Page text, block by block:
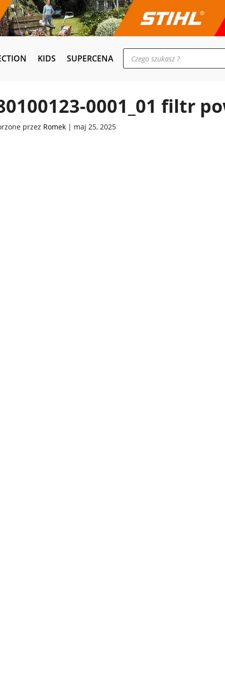
KIDS SUPERCENA
Wyszukiwarka
produktów
0001_01 filtr
przez Romek| maj 25, 2025